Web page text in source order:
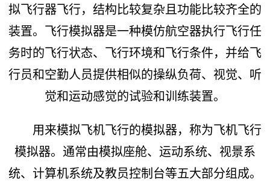
拟飞行器飞行，结构比较复杂且功能比较齐全的
装置。飞行模拟器是一种模仿航空器执行飞行任
务时的飞行状态、飞行环境和飞行条件，并给飞
行员和空勤人员提供相似的操纵负荷、视觉、听
觉和运动感觉的试验和训练装置。
用来模拟飞机飞行的模拟器，称为飞机飞行
模拟器。通常由模拟座舱、运动系统、视景系
统、计算机系统及教员控制台等五大部分组成。